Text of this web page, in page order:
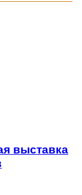
выставка